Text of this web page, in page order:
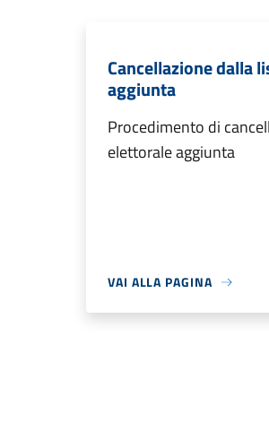
Cancellazione dalla
aggiunta
Procedimento di
elettorale aggiunta
VAI ALLA PAGINA